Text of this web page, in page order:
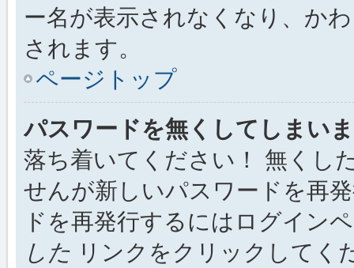
ー名が表示されなくなり、か
されます。
ページトップ
パスワードを無くしてしまい
落ち着いてください！ 無くし
せんが新しいパスワードを再
ドを再発行するにはログイン
した リンクをクリックしてく